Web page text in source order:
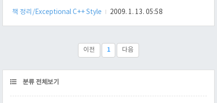
냥 막무가네로 찾아야 하는 코딩은 분명 차이가 있기 때문이다.
이번 항목은 "추구할 가치가 있는가?" 로 생각하는 논쟁에 대해
성 보장들을 강략히 정의하라. 기본 보장(basic guarantee) : 자
원 누수는 일어나지 않으며, 연산 실패된 객체의 파괴가 가능하
책 정리/Exceptional C++ Style 2009. 1. 13. 05:58
이전 1 다음
CATEGORY
분류 전체보기